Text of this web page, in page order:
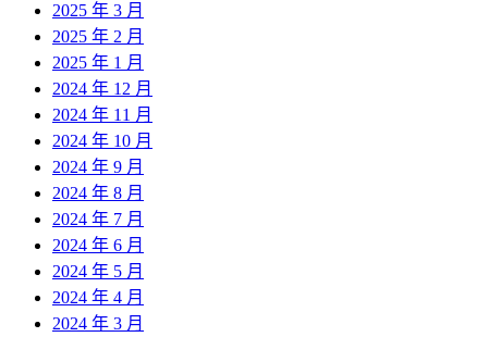
2025 年 3 月
2025 年 2 月
2025 年 1 月
2024 年 12 月
2024 年 11 月
2024 年 10 月
2024 年 9 月
2024 年 8 月
2024 年 7 月
2024 年 6 月
2024 年 5 月
2024 年 4 月
2024 年 3 月